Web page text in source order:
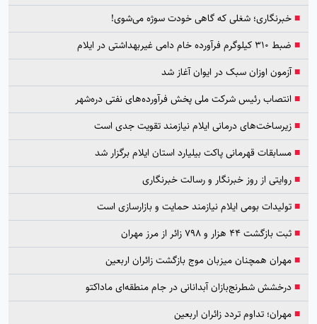
■خبرنگاری؛ شغلی که گاهی خودت سوژه می‌شوی!
■ ضبط ۳۱۰ کیلوگرم فرآورده خام دامی غیربهداشتی در ایلام
■آزمون اوزان سبک در ایوان آغاز شد
■ انتصاب رئیس شرکت ملی پخش فرآورده‌های نفتی دره‌شهر
■زیرساخت‌های درمانی ایلام نیازمند تقویت جدی است
■مسابقات قهرمانی پاکت بیلیارد استان ایلام برگزار شد
■روایتی از روز خبرنگار و رسالت خبرنگاری
■تولیدات بومی ایلام نیازمند حمایت و بازارسازی است
■ثبت بازگشت ۴۴ هزار و ۷۹۸ زائر از مرز مهران
■مهران همچنان میزبان موج بازگشت زائران اربعین
■درخشش شطرنج‌بازان آبدانانی در جام منطقه‌ای ماداکتو
■مهران؛ تداوم تردد زائران اربعین